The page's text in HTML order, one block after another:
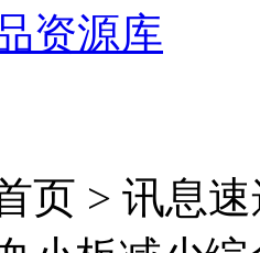
资源库
页 > 讯息